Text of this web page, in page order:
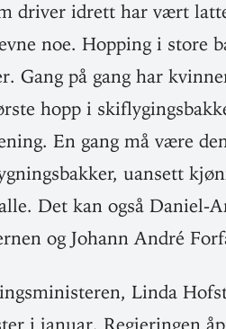
driver idrett har vært
noe. Hopping i store
Gang på gang har
hopp i
En gang må være
uansett
Det kan også Daniel-
og Johann André
Linda